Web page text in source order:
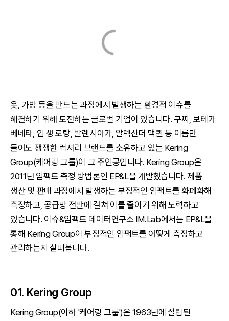
옷, 가방 등을 만드는 과정에서 발생하는 환경적 이슈를
해결하기 위해 도전하는 글로벌 기업이 있습니다. 구찌, 보테가
베네타, 입 생 로랑, 발렌시아가, 알렉산더 맥퀸 등 이름만
들어도 쟁쟁한 럭셔리 브랜드를 소유하고 있는 Kering
Group(케어링 그룹)이 그 주인공입니다. Kering Group은
2011년 임팩트 측정 방법론인 EP&L을 개발했습니다. 제품
생산 및 판매 과정에서 발생하는 부정적인 임팩트를 화폐화해
측정하고, 공급망 전반에 걸쳐 이를 줄이기 위해 노력하고
있습니다. 이슈&임팩트 데이터연구소 IM.Lab에서는 EP&L을
통해 Kering Group이 부정적인 임팩트를 어떻게 측정하고
관리하는지 살펴봅니다.
01. Kering Group
Kering Group(이하 '케어링 그룹')은 1963년에 설립된